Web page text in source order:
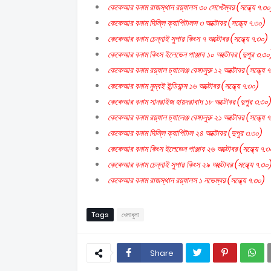
কেকেআর বনাম রাজস্থান রয়্যালস ৩০ সেপ্টেম্বর (সন্ধ্যে
কেকেআর বনাম দিল্লি ক্যাপিটালস ৩ অক্টোবর (সন্ধ্যে ৭.৩০)
কেকেআর বনাম চেন্নাই সুপার কিংস ৭ অক্টোবর (সন্ধ্যে ৭.৩০)
কেকেআর বনাম কিংস ইলেভেন পাঞ্জাব ১০ অক্টোবর (দুপুর
কেকেআর বনাম রয়্যাল চ্যালেঞ্জ বেঙ্গালুরু ১২ অক্টোবর (সন্ধ্যে
কেকেআর বনাম মুম্বই ইন্ডিয়ান্স ১৬ অক্টোবর (সন্ধ্যে ৭.৩০)
কেকেআর বনাম সানরাইজ হায়দরাবাদ ১৮ অক্টোবর (দুপুর ৩.৩০)
কেকেআর বনাম রয়্যাল চ্যালেঞ্জ বেঙ্গালুরু ২১ অক্টোবর (সন্ধ্যে
কেকেআর বনাম দিল্লি ক্যাপিটাল ২৪ অক্টোবর (দুপুর ৩.৩০)
কেকেআর বনাম কিংস ইলেভেন পাঞ্জাব ২৬ অক্টোবর (সন্ধ্যে
কেকেআর বনাম চেন্নাই সুপার কিংস ২৯ অক্টোবর (সন্ধ্যে ৭.৩০)
কেকেআর বনাম রাজস্থান রয়্যালস ১ নভেম্বর (সন্ধ্যে ৭.৩০)
Tags খেলাধুলা
Share